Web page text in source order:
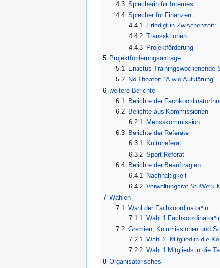
4.3 Sprecherin für Internes
4.4 Sprecher für Finanzen
4.4.1 Erledigt in Zwischenzeit:
4.4.2 Transaktionen:
4.4.3 Projektförderung
5 Projektförderungsanträge
5.1
Enactus Trainingswochenende
5.2
Nö-Theater: "A wie Aufklärung"
6 weitere Berichte
6.1
Berichte der
6.2
Berichte aus Kommissionen
6.2.1 Mensakommission
6.3
Berichte der Referate
6.3.1 Kulturreferat
6.3.2 Sport Referat
6.4
Berichte der Beauftragten
6.4.1 Nachhaltigkeit
6.4.2 Verwaltungsrat StuWerk
7 Wahlen
7.1 Wahl der Fachkoordinator*in
7.1.1
Wahl 1
7.2 Gremien, Kommissionen und
7.2.1
Wahl 2. Mitglied in die
7.2.2 Wahl 1 Mitglieds in die
8 Organisatorisches